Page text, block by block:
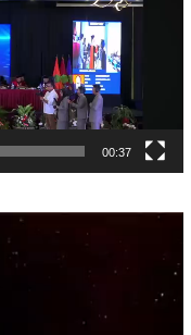
00:37